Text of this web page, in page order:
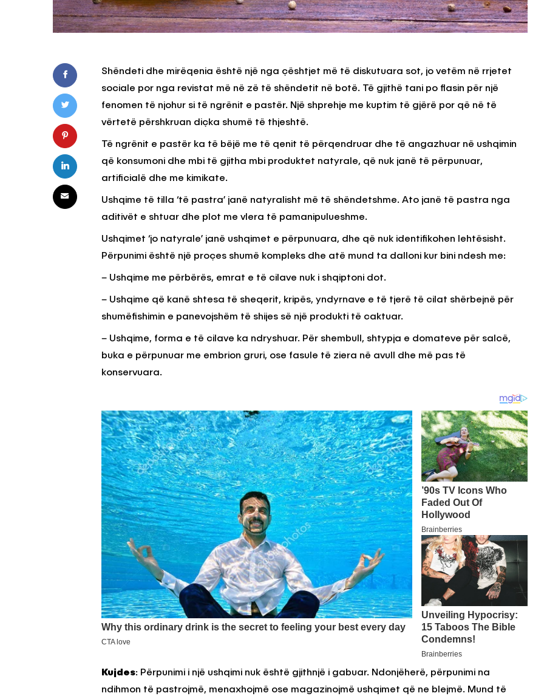
Shëndeti dhe mirëqenia është një nga çështjet më të diskutuara sot, jo vetëm në rrjetet
sociale por nga revistat më në zë të shëndetit në botë. Të gjithë tani po flasin për një
fenomen të njohur si të ngrënit e pastër. Një shprehje me kuptim të gjërë por që në të
vërtetë përshkruan diçka shumë të thjeshtë.
Të ngrënit e pastër ka të bëjë me të qenit të përqendruar dhe të angazhuar në ushqimin
që konsumoni dhe mbi të gjitha mbi produktet natyrale, që nuk janë të përpunuar,
artificialë dhe me kimikate.
Ushqime të tilla ‘të pastra’ janë natyralisht më të shëndetshme. Ato janë të pastra nga
aditivët e shtuar dhe plot me vlera të pamanipulueshme.
Ushqimet ‘jo natyrale’ janë ushqimet e përpunuara, dhe që nuk identifikohen lehtësisht.
Përpunimi është një proçes shumë kompleks dhe atë mund ta dalloni kur bini ndesh me:
– Ushqime me përbërës, emrat e të cilave nuk i shqiptoni dot.
– Ushqime që kanë shtesa të sheqerit, kripës, yndyrnave e të tjerë të cilat shërbejnë për
shumëfishimin e panevojshëm të shijes së një produkti të caktuar.
– Ushqime, forma e të cilave ka ndryshuar. Për shembull, shtypja e domateve për salcë,
buka e përpunuar me embrion gruri, ose fasule të ziera në avull dhe më pas të
konservuara.
Kujdes: Përpunimi i një ushqimi nuk është gjithnjë i gabuar. Ndonjëherë, përpunimi na
ndihmon të pastrojmë, menaxhojmë ose magazinojmë ushqimet që ne blejmë. Mund të
KËSHILLA & IDE
Pse Nuk Duhet të Përdorni
e Ushqimeve
7 QERSHOR, 2025
KËSHILLA & IDE
Vjetëruara
AGROWEB 10 QERSHOR, 2025